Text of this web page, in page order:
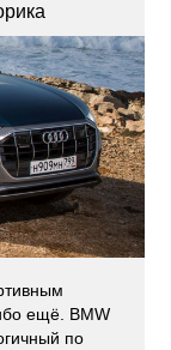
ещё. BMW
по